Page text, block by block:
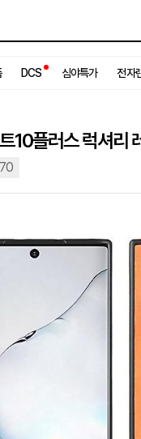
DCS 심야특가 전자
10플러스 럭셔리